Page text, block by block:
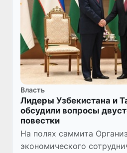
Власть
Лидеры Узбекистана и
обсудили вопросы
повестки
На полях саммита
экономического